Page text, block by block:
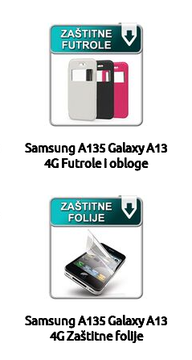
Samsung A135 Galaxy A13
4G Futrole i obloge
Samsung A135 Galaxy A13
4G Zaštitne folije